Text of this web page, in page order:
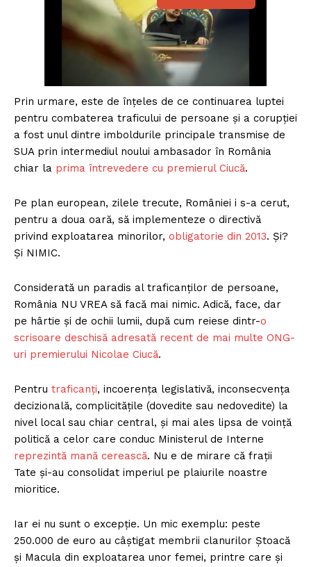
Prin urmare, este de înțeles de ce continuarea luptei
pentru combaterea traficului de persoane şi a corupţiei
a fost unul dintre imboldurile principale transmise de
SUA prin intermediul noului ambasador în România
chiar la prima întrevedere cu premierul Ciucă.
Pe plan european, zilele trecute, României i s-a cerut,
pentru a doua oară, să implementeze o directivă
privind exploatarea minorilor, obligatorie din 2013. Și?
Și NIMIC.
Considerată un paradis al traficanților de persoane,
România NU VREA să facă mai nimic. Adică, face, dar
pe hârtie și de ochii lumii, după cum reiese dintr-o
scrisoare deschisă adresată recent de mai multe ONG-
uri premierului Nicolae Ciucă.
Pentru traficanți, incoerența legislativă, inconsecvența
decizională, complicitățile (dovedite sau nedovedite) la
nivel local sau chiar central, și mai ales lipsa de voință
politică a celor care conduc Ministerul de Interne
reprezintă mană cerească. Nu e de mirare că frații
Tate și-au consolidat imperiul pe plaiurile noastre
mioritice.
Iar ei nu sunt o excepție. Un mic exemplu: peste
250.000 de euro au câștigat membrii clanurilor Ştoacă
și Macula din exploatarea unor femei, printre care și